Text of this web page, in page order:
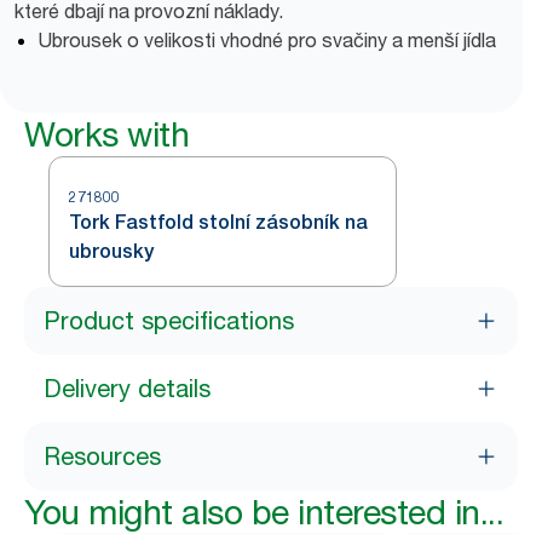
které dbají na provozní náklady.
Ubrousek o velikosti vhodné pro svačiny a menší jídla
Works with
271800
Tork Fastfold stolní zásobník na
ubrousky
Product specifications
Delivery details
Resources
You might also be interested in...